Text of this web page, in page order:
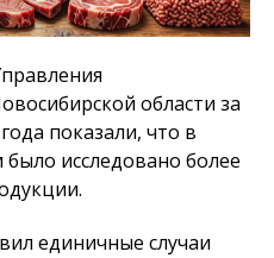
области за
показали, что в
исследовано более
единичные случаи